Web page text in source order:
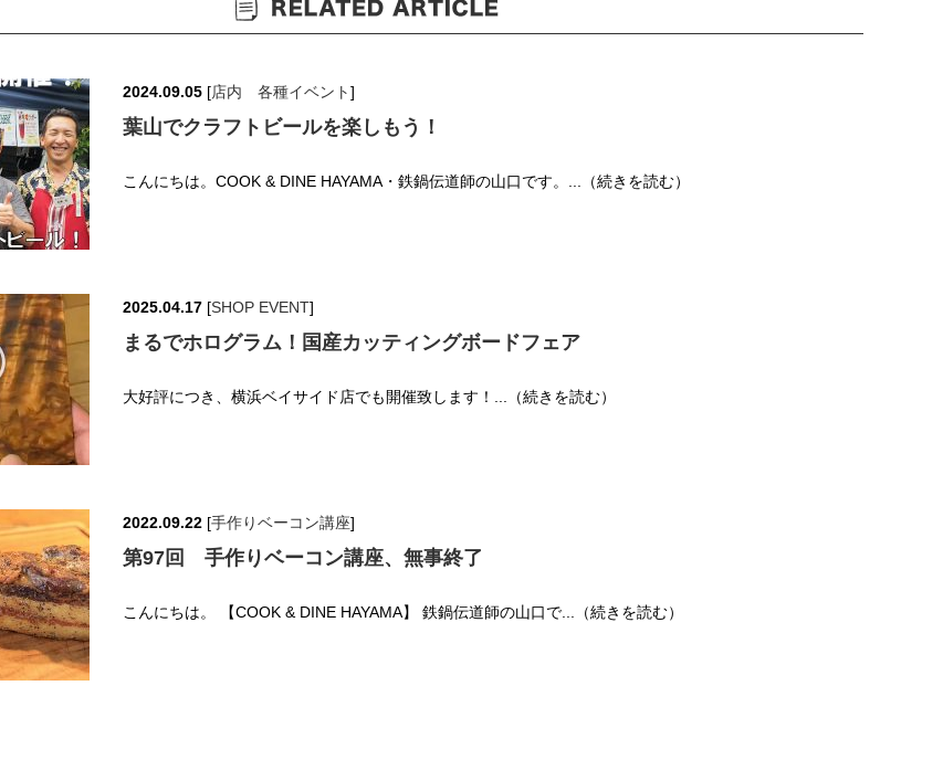
2024.09.05 [店内 各種イベント]
葉山でクラフトビールを楽しもう！
こんにちは。COOK & DINE HAYAMA・鉄鍋伝道師の山口です。...（続きを読む）
2025.04.17 [SHOP EVENT]
まるでホログラム！国産カッティングボードフェア
大好評につき、横浜ベイサイド店でも開催致します！...（続きを読む）
2022.09.22 [手作りベーコン講座]
第97回 手作りベーコン講座、無事終了
こんにちは。 【COOK & DINE HAYAMA】 鉄鍋伝道師の山口で...（続きを読む）